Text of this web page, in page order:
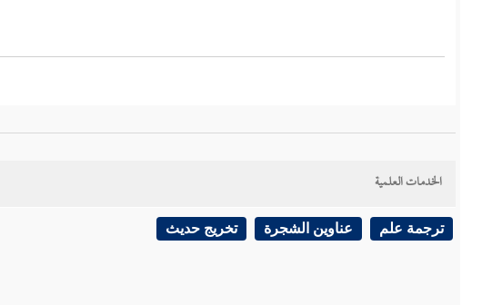
الخدمات العلمية
ترجمة علم عناوين الشجرة تخريج حديث